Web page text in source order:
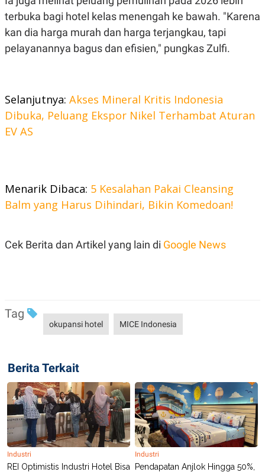
terbuka bagi hotel kelas menengah ke bawah. "Karena
kan dia harga murah dan harga terjangkau, tapi
pelayanannya bagus dan efisien," pungkas Zulfi.
Selanjutnya: Akses Mineral Kritis Indonesia
Dibuka, Peluang Ekspor Nikel Terhambat Aturan
EV AS
Menarik Dibaca: 5 Kesalahan Pakai Cleansing
Balm yang Harus Dihindari, Bikin Komedoan!
Cek Berita dan Artikel yang lain di Google News
Tag
okupansi hotel MICE Indonesia
Berita Terkait
Industri
REI Optimistis Industri Hotel Bisa
Industri
Pendapatan Anjlok Hingga 50%,